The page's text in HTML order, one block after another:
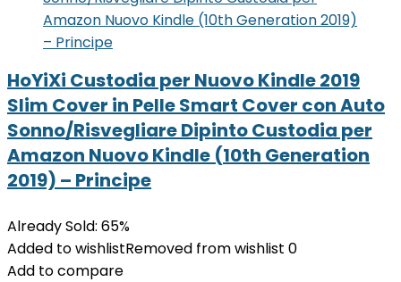
HoYiXi Custodia per Nuovo Kindle 2019
Slim Cover in Pelle Smart Cover con Auto
Sonno/Risvegliare Dipinto Custodia per
Amazon Nuovo Kindle (10th Generation
2019) – Principe
Already Sold: 65%
Added to wishlistRemoved from wishlist 0
Add to compare